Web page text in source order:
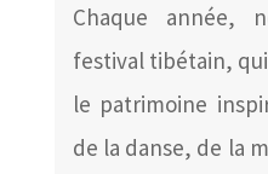
Chaque année,
festival tibétain,
le patrimoine
de la danse, de la